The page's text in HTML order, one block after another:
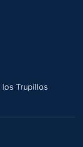
los Trupillos